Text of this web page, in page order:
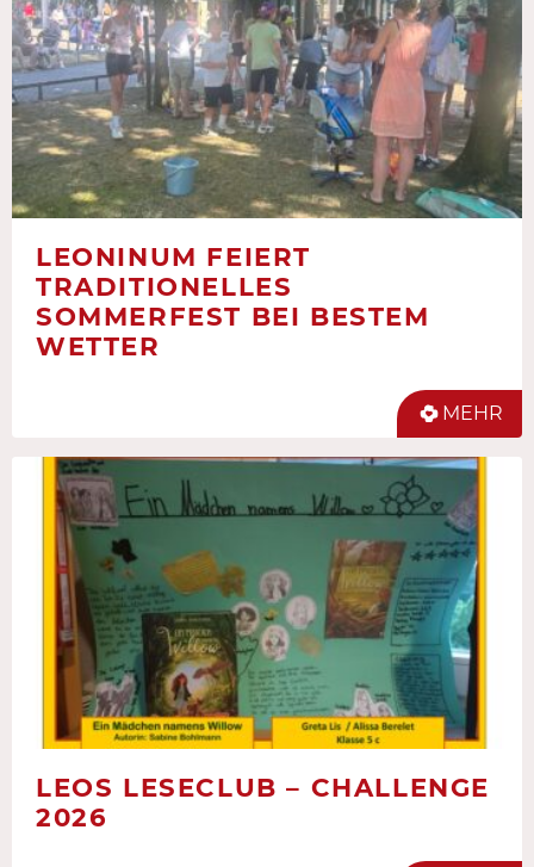
LEONINUM FEIERT
TRADITIONELLES
SOMMERFEST BEI BESTEM
WETTER
MEHR
LEOS LESECLUB – CHALLENGE
2026